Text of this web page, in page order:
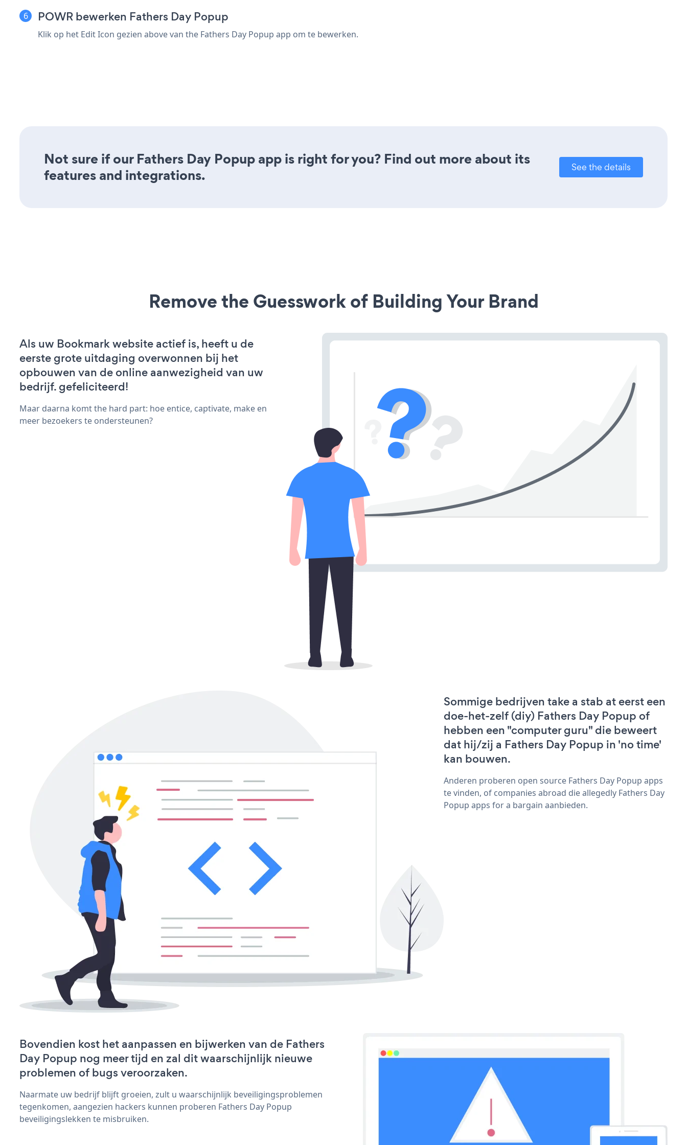
POWR bewerken Fathers Day Popup
Klik op het Edit Icon gezien above van the Fathers Day Popup app om te bewerken.
Not sure if our Fathers Day Popup app is right for you? Find out more about its
features and integrations.
See the details
Remove the Guesswork of Building Your Brand
Als uw Bookmark website actief is, heeft u de
eerste grote uitdaging overwonnen bij het
opbouwen van de online aanwezigheid van uw
bedrijf. gefeliciteerd!
Maar daarna komt the hard part: hoe entice, captivate, make en
meer bezoekers te ondersteunen?
Sommige bedrijven take a stab at eerst een
doe-het-zelf (diy) Fathers Day Popup of
hebben een "computer guru" die beweert
dat hij/zij a Fathers Day Popup in 'no time'
kan bouwen.
Anderen proberen open source Fathers Day Popup apps
te vinden, of companies abroad die allegedly Fathers Day
Popup apps for a bargain aanbieden.
Bovendien kost het aanpassen en bijwerken van de Fathers
Day Popup nog meer tijd en zal dit waarschijnlijk nieuwe
problemen of bugs veroorzaken.
Naarmate uw bedrijf blijft groeien, zult u waarschijnlijk beveiligingsproblemen
tegenkomen, aangezien hackers kunnen proberen Fathers Day Popup
beveiligingslekken te misbruiken.